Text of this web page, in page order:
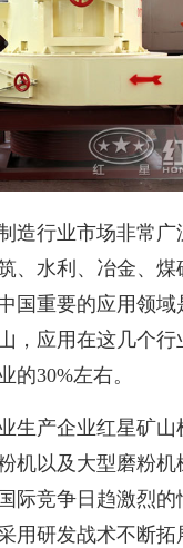
造行业市场非常广
、水利、冶金、煤
国重要的应用领域
，应用在这几个行
的30%左右。
生产企业红星矿山
机以及大型磨粉机
际竞争日趋激烈的
用研发战术不断拓